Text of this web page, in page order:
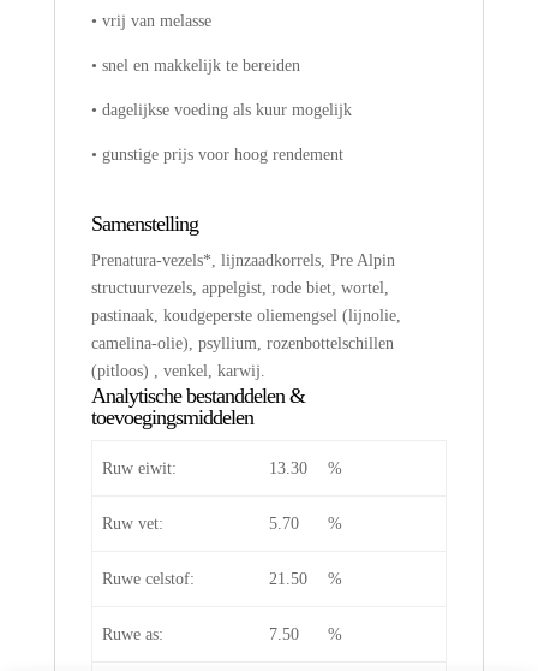
• vrij van melasse
• snel en makkelijk te bereiden
• dagelijkse voeding als kuur mogelijk
• gunstige prijs voor hoog rendement
Samenstelling
Prenatura-vezels*, lijnzaadkorrels, Pre Alpin
structuurvezels, appelgist, rode biet, wortel,
pastinaak, koudgeperste oliemengsel (lijnolie,
camelina-olie), psyllium, rozenbottelschillen
(pitloos) , venkel, karwij.
Analytische bestanddelen &
toevoegingsmiddelen
Ruw eiwit: 13.30 %
Ruw vet: 5.70 %
Ruwe celstof: 21.50 %
Ruwe as: 7.50 %